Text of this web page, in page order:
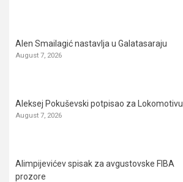
Alen Smailagić nastavlja u Galatasaraju
August 7, 2026
Aleksej Pokuševski potpisao za Lokomotivu
August 7, 2026
Alimpijevićev spisak za avgustovske FIBA
prozore